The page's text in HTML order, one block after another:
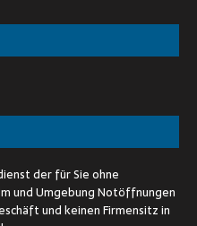
der für Sie ohne
und Umgebung Notöffnungen
und keinen Firmensitz in